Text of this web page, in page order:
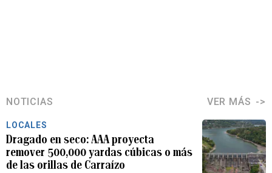
NOTICIAS VER MÁS
LOCALES
Dragado en seco: AAA proyecta
remover 500,000 yardas cúbicas o más
de las orillas de Carraízo